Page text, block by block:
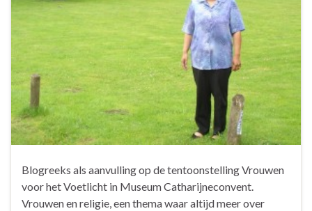
Blogreeks als aanvulling op de tentoonstelling Vrouwen
voor het Voetlicht in Museum Catharijneconvent.
Vrouwen en religie, een thema waar altijd meer over